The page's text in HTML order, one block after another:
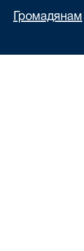
Громадянам